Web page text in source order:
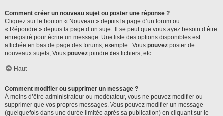
Comment créer un nouveau sujet ou poster une réponse ?
Cliquez sur le bouton « Nouveau » depuis la page d’un forum ou
« Répondre » depuis la page d’un sujet. Il se peut que vous ayez besoin d’être
enregistré pour écrire un message. Une liste des options disponibles est
affichée en bas de page des forums, exemple : Vous pouvez poster de
nouveaux sujets, Vous pouvez joindre des fichiers, etc.
Haut
Comment modifier ou supprimer un message ?
À moins d’être administrateur ou modérateur, vous ne pouvez modifier ou
supprimer que vos propres messages. Vous pouvez modifier un message
(quelquefois dans une durée limitée après sa publication) en cliquant sur le